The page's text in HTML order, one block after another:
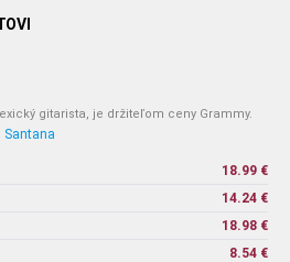
gitarista, je držiteľom ceny Grammy.
Santana
18.99 €
14.24 €
18.98 €
8.54 €